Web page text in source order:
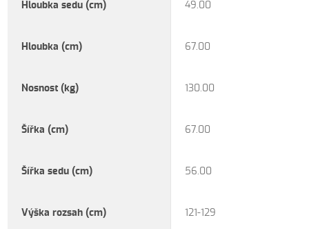
Hloubka sedu (cm) 49.00
Hloubka (cm) 67.00
Nosnost (kg) 130.00
Šířka (cm) 67.00
Šířka sedu (cm) 56.00
Výška rozsah (cm) 121-129